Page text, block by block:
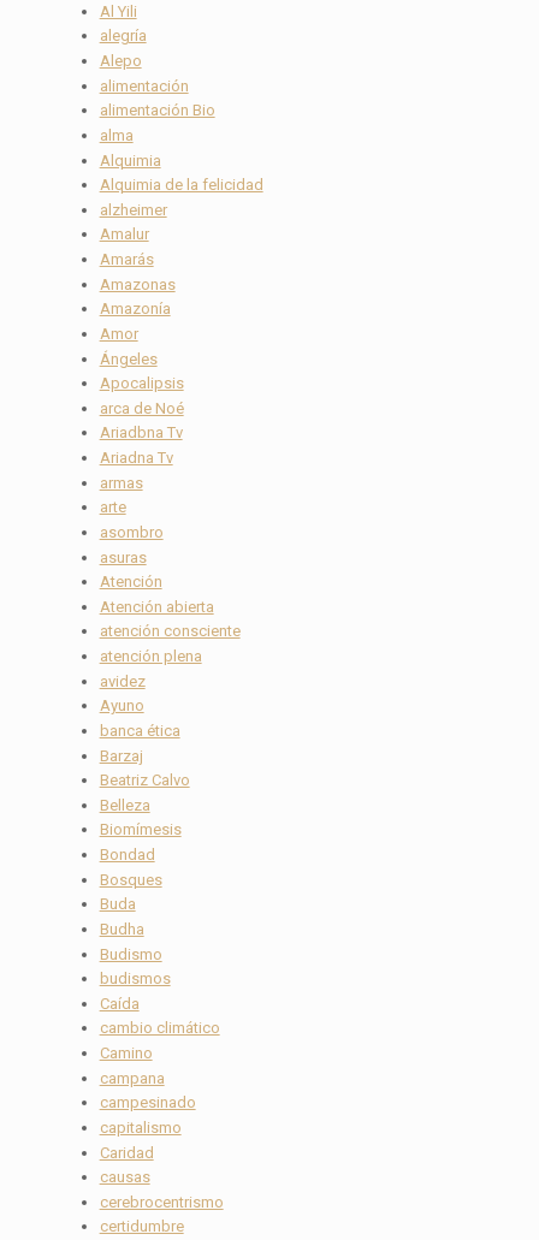
Al Yili
alegría
Alepo
alimentación
alimentación Bio
alma
Alquimia
Alquimia de la felicidad
alzheimer
Amalur
Amarás
Amazonas
Amazonía
Amor
Ángeles
Apocalipsis
arca de Noé
Ariadbna Tv
Ariadna Tv
armas
arte
asombro
asuras
Atención
Atención abierta
atención consciente
atención plena
avidez
Ayuno
banca ética
Barzaj
Beatriz Calvo
Belleza
Biomímesis
Bondad
Bosques
Buda
Budha
Budismo
budismos
Caída
cambio climático
Camino
campana
campesinado
capitalismo
Caridad
causas
cerebrocentrismo
certidumbre